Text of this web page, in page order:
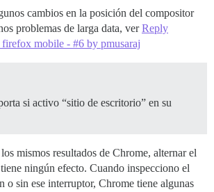
cambios en la posición del compositor
problemas de larga data, verReply
mobile - #6 by pmusaraj
si activo “sitio de escritorio” en su
mismos resultados de Chrome, alternar el
ningún efecto. Cuando inspecciono el
o sin ese interruptor, Chrome tiene algunas